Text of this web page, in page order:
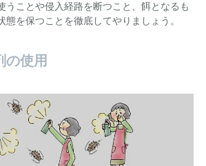
うことや侵入経路を断つこと、餌となるも
態を保つことを徹底してやりましょう。
の使用